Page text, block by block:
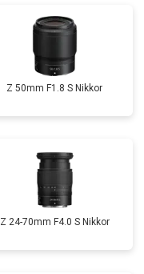
Z 50mm F1.8 S Nikkor
Z 24-70mm F4.0 S Nikkor